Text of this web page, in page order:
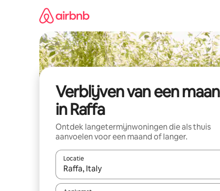
Verblijven van een
in Raffa
Ontdek langetermijnwoningen die als thuis
aanvoelen voor een maand of langer.
Locatie
Wanneer er resultaten beschikbaar zijn, maak